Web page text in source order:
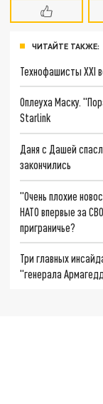
ЧИТАЙТЕ ТАКЖЕ:
Технофашисты XXI
Оплеуха Маску.
Starlink
Даня с Дашей
закончились
"Очень плохие
НАТО впервые за
приграничье?
Три главных
"генерала